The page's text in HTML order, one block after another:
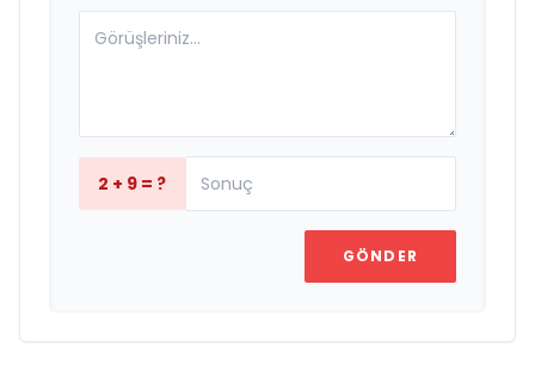
2 + 9 = ?
GÖNDER